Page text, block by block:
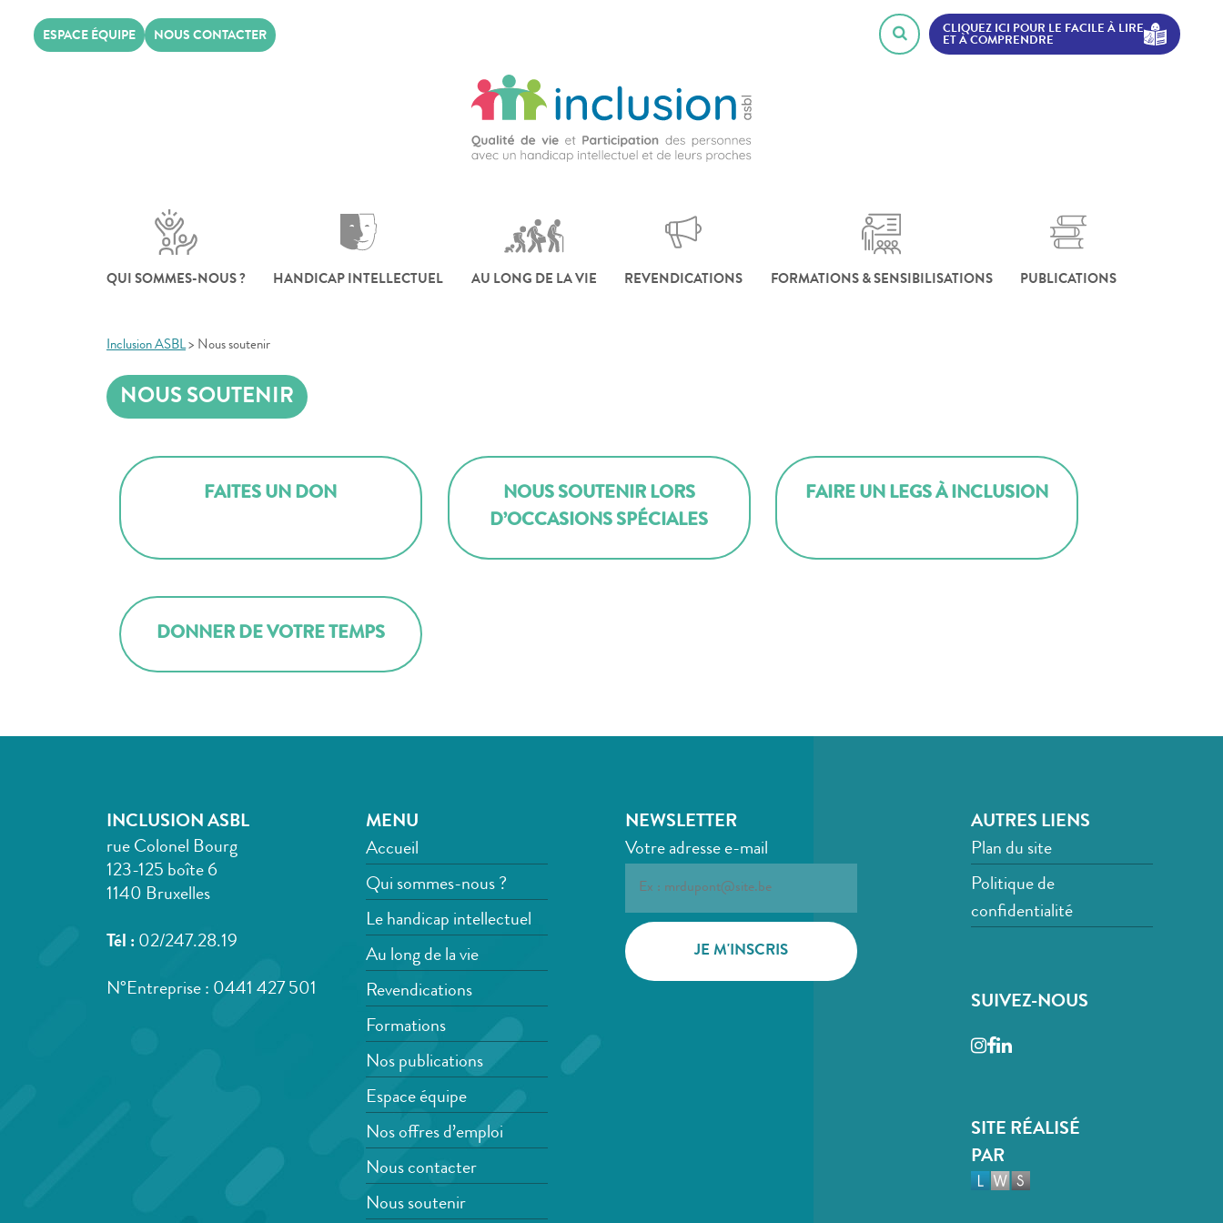
ESPACE ÉQUIPE NOUS CONTACTER
CLIQUEZ ICI POUR LE FACILE À LIRE
ET À COMPRENDRE
QUI SOMMES-NOUS ? HANDICAP INTELLECTUEL AU LONG DE LA VIE REVENDICATIONS FORMATIONS & SENSIBILISATIONS PUBLICATIONS
Inclusion ASBL> Nous soutenir
NOUS SOUTENIR
FAITES UN DON
NOUS SOUTENIR LORS
D’OCCASIONS SPÉCIALES
FAIRE UN LEGS À INCLUSION
DONNER DE VOTRE TEMPS
INCLUSION ASBL
rue Colonel Bourg
123-125 boîte 6
1140 Bruxelles
Tél : 02/247.28.19
N°Entreprise : 0441 427 501
MENU
Accueil
Qui sommes-nous ?
Le handicap intellectuel
Au long de la vie
Revendications
Formations
Nos publications
Espace équipe
Nos offres d’emploi
Nous contacter
Nous soutenir
NEWSLETTER
Votre adresse e-mail
AUTRES LIENS
Plan du site
Politique de
confidentialité
SUIVEZ-NOUS
Instagram
Facebook
LinkedIn
SITE RÉALISÉ
PAR